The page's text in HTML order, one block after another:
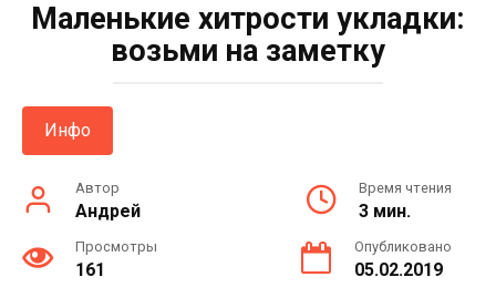
Маленькие хитрости укладки:
возьми на заметку
Инфо
Автор
Андрей
Время чтения
3 мин.
Просмотры
161
Опубликовано
05.02.2019